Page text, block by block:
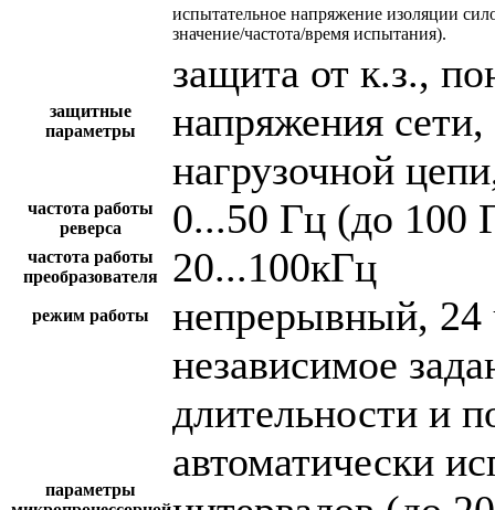
испытательное напряжение изоляции
значение/частота/время испытания).
защитные
параметры
защита от к.з.,
напряжения
нагрузочной
частота работы
реверса
0...50 Гц (до 100
частота работы
преобразователя
20...100кГц
режим работы непрерывный, 24
параметры
независимое
длительности и
автоматически